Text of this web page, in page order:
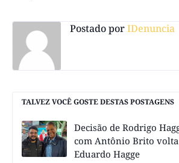
Postado porIDenuncia
TALVEZ VOCÊ GOSTE DESTAS POSTAGENS
Decisão de Rodrigo
com Antônio Brito
Eduardo Hagge